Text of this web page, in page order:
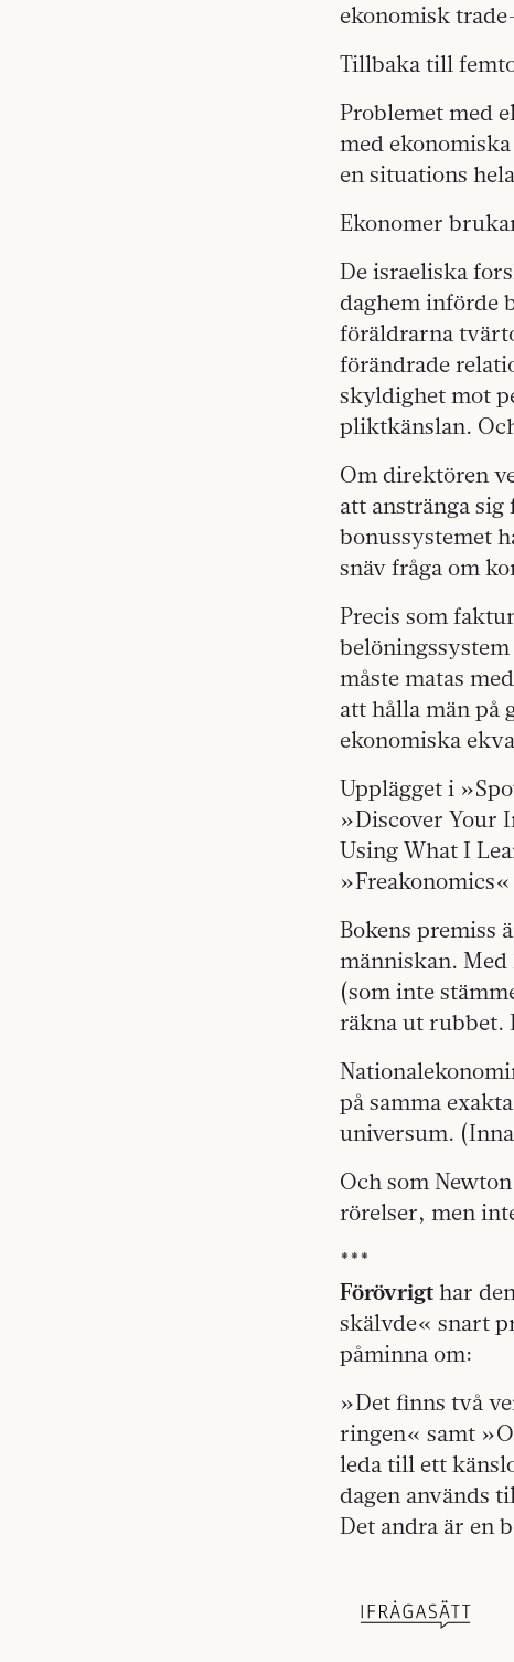
ekonomisk
Tillbaka till
Problemet med
med
en situations
Ekonomer
De israeliska
daghem införde
föräldrarna
förändrade
skyldighet mot
pliktkänslan.
Om direktören
att anstränga
bonussystemet
snäv fråga om
Precis som
måste matas
att hålla män på
ekonomiska
Upplägget i
»Discover Your
Using What I
Bokens premiss
människan.
(som inte
räkna ut rubbet.
på samma
universum.
Och som
rörelser, men
***
Förövrigt har
skälvde« snart
påminna om:
»Det finns två
ringen« samt
leda till ett
dagen används
Det andra är en